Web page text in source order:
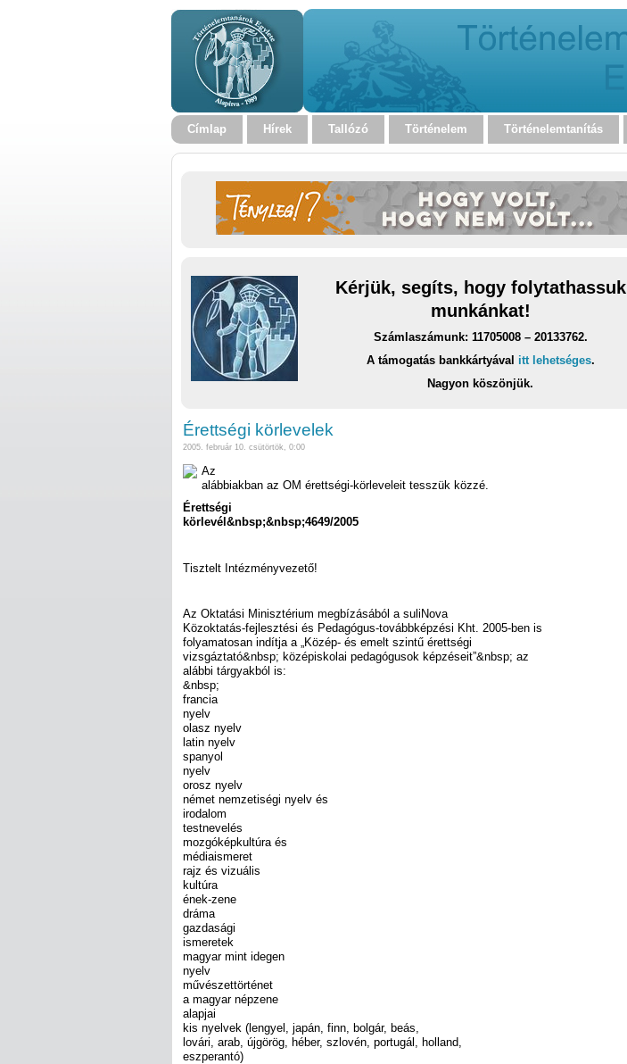
Címlap Hírek Tallózó Történelem Történelemtanítás
Kérjük, segíts, hogy folytathassuk
munkánkat!
Számlaszámunk: 11705008 – 20133762.
A támogatás bankkártyával itt lehetséges.
Nagyon köszönjük.
Érettségi körlevelek
2005. február 10. csütörtök, 0:00
Az
alábbiakban az OM érettségi-körleveleit tesszük közzé.
Érettségi
körlevél&nbsp;&nbsp;4649/2005
Tisztelt Intézményvezető!
Az Oktatási Minisztérium megbízásából a suliNova
Közoktatás-fejlesztési és Pedagógus-továbbképzési Kht. 2005-ben is
folyamatosan indítja a „Közép- és emelt szintű érettségi
vizsgáztató&nbsp; középiskolai pedagógusok képzéseit”&nbsp; az
alábbi tárgyakból is:
&nbsp;
francia
nyelv
olasz nyelv
latin nyelv
spanyol
nyelv
orosz nyelv
német nemzetiségi nyelv és
irodalom
testnevelés
mozgóképkultúra és
médiaismeret
rajz és vizuális
kultúra
ének-zene
dráma
gazdasági
ismeretek
magyar mint idegen
nyelv
művészettörténet
a magyar népzene
alapjai
kis nyelvek (lengyel, japán, finn, bolgár, beás,
lovári, arab, újgörög, héber, szlovén, portugál, holland,
eszperantó)